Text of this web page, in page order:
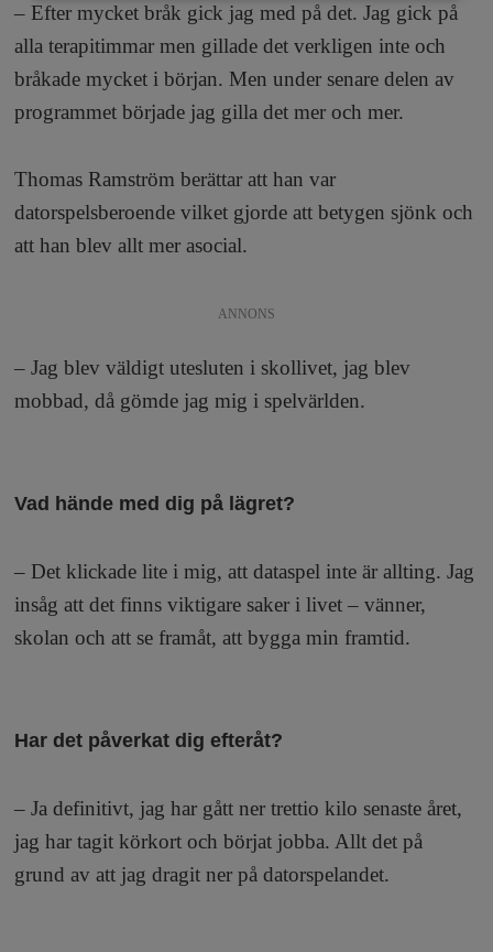
– Efter mycket bråk gick jag med på det. Jag gick på
alla terapitimmar men gillade det verkligen inte och
bråkade mycket i början. Men under senare delen av
programmet började jag gilla det mer och mer.
Thomas Ramström berättar att han var
datorspelsberoende vilket gjorde att betygen sjönk och
att han blev allt mer asocial.
ANNONS
– Jag blev väldigt utesluten i skollivet, jag blev
mobbad, då gömde jag mig i spelvärlden.
Vad hände med dig på lägret?
– Det klickade lite i mig, att dataspel inte är allting. Jag
insåg att det finns viktigare saker i livet – vänner,
skolan och att se framåt, att bygga min framtid.
Har det påverkat dig efteråt?
– Ja definitivt, jag har gått ner trettio kilo senaste året,
jag har tagit körkort och börjat jobba. Allt det på
grund av att jag dragit ner på datorspelandet.